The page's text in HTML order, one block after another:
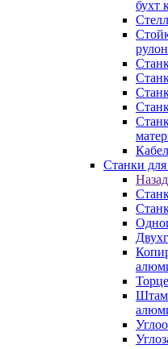
бухт
Станки для
Назад